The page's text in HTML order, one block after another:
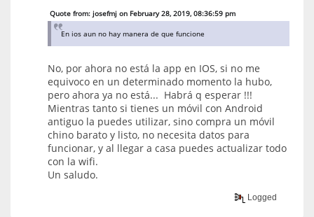
Quote from: josefmj on February 28, 2019, 08:36:59 pm
En ios aun no hay manera de que funcione
No, por ahora no está la app en IOS, si no me
equivoco en un determinado momento la hubo,
pero ahora ya no está... Habrá q esperar !!!
Mientras tanto si tienes un móvil con Android
antiguo la puedes utilizar, sino compra un móvil
chino barato y listo, no necesita datos para
funcionar, y al llegar a casa puedes actualizar todo
con la wifi.
Un saludo.
Logged